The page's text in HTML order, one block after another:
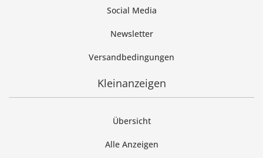
Social Media
Newsletter
Versandbedingungen
Kleinanzeigen
Übersicht
Alle Anzeigen